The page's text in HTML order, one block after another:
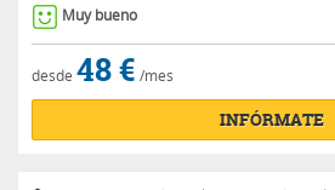
Muy bueno
desde 48 € /mes
INFÓRMATE